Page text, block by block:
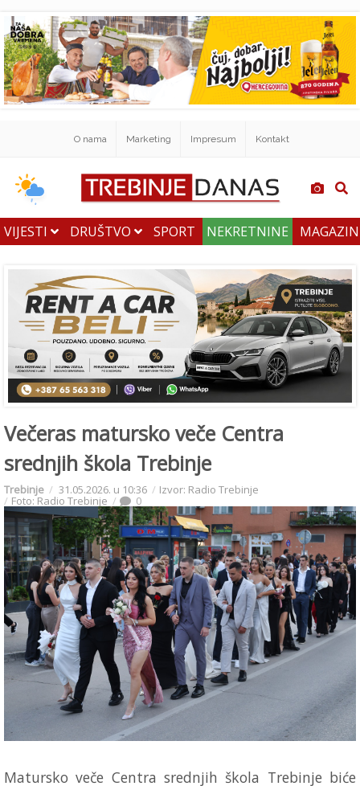
O nama Marketing Impresum Kontakt
VIJESTI DRUŠTVO SPORT NEKRETNINE
Večeras matursko veče Centra
srednjih škola Trebinje
Trebinje 31.05.2026. u 10:36 Izvor: Radio Trebinje
Foto: Radio Trebinje 0
Matursko veče Centra srednjih škola Trebinje biće